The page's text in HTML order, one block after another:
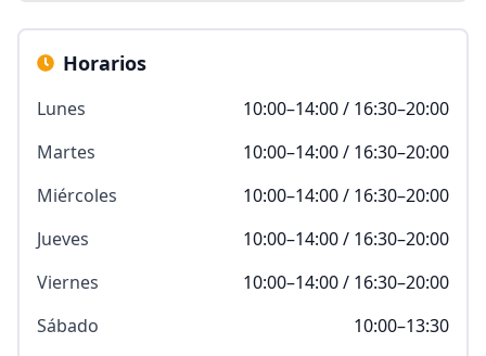
Horarios
Lunes
10:00–14:00 / 16:30–20:00
Martes
10:00–14:00 / 16:30–20:00
Miércoles
10:00–14:00 / 16:30–20:00
Jueves
10:00–14:00 / 16:30–20:00
Viernes
10:00–14:00 / 16:30–20:00
Sábado
10:00–13:30